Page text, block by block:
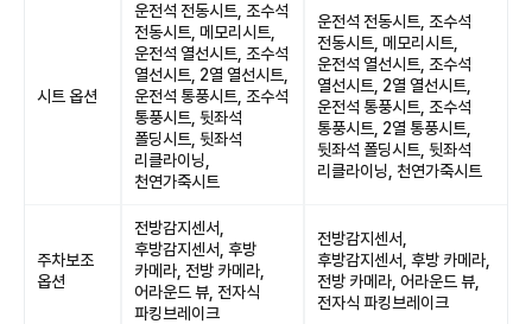
시트 옵션
운전석 전동시트, 조수석
전동시트, 메모리시트,
운전석 열선시트, 조수석
열선시트, 2열 열선시트,
운전석 통풍시트, 조수석
통풍시트, 뒷좌석
폴딩시트, 뒷좌석
리클라이닝,
천연가죽시트
운전석 전동시트, 조수석
전동시트, 메모리시트,
운전석 열선시트, 조수석
열선시트, 2열 열선시트,
운전석 통풍시트, 조수석
통풍시트, 2열 통풍시트,
뒷좌석 폴딩시트, 뒷좌석
리클라이닝, 천연가죽시트
주차보조
옵션
전방감지센서,
후방감지센서, 후방
카메라, 전방 카메라,
어라운드 뷰, 전자식
파킹브레이크
전방감지센서,
후방감지센서, 후방 카메라,
전방 카메라, 어라운드 뷰,
전자식 파킹브레이크